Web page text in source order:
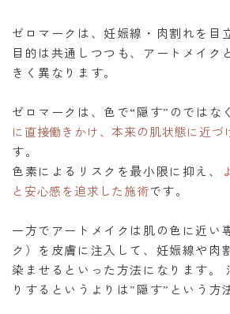
ゼロマークは、妊娠線・肉割れを目
目的は共通しつつも、アートメイク
きく異なります。
ゼロマークは、色で“隠す”のではな
に直接働きかけ、本来の肌状態に近づ
す。
色素によるリスクを最小限に抑え、
と安心感を追求した施術です。
一方でアートメイクは肌の色に近い
ク）を皮膚に注入して、妊娠線や肉
染ませるといった方法になります。
りするというよりは”隠す”という方